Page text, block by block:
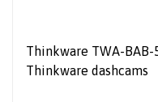
Thinkware TWA-
Thinkware dashcams